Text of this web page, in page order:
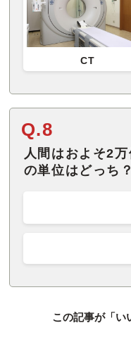
CT
Q.8
人間はおよそ2
の単位はどっち？
この記事が「い